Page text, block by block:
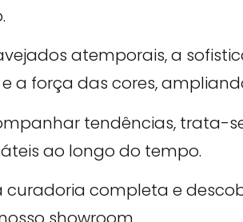
atemporais, a
a força das cores,
tendências, trata-
ao longo do tempo.
curadoria completa e